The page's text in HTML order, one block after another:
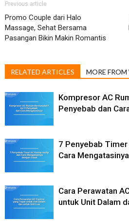
Previous article
Promo Couple dari Halo
Massage, Sehat Bersama
Pasangan Bikin Makin Romantis
RELATED ARTICLES MORE
Kompresor AC
Penyebab dan
7 Penyebab Timer
Cara
Cara Perawatan
untuk Unit Dalam